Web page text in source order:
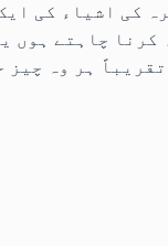
کی اشیاء کی
کرنا چاہتے ہوں